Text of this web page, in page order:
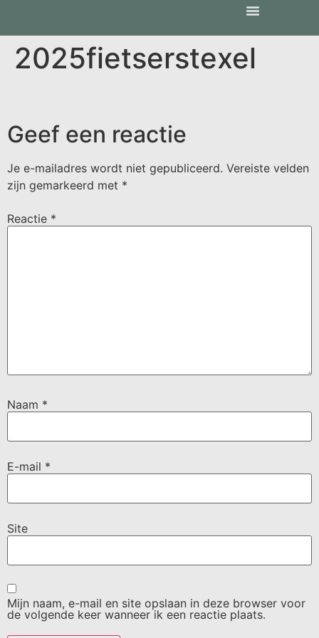
2025fietserstexel
Geef een reactie
Je e-mailadres wordt niet gepubliceerd. Vereiste velden
zijn gemarkeerd met *
Reactie *
Naam *
E-mail *
Site
Mijn naam, e-mail en site opslaan in deze browser voor
de volgende keer wanneer ik een reactie plaats.